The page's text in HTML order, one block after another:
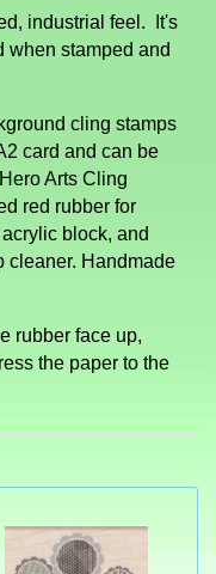
industrial feel. It's
when stamped and
cling stamps
card and can be
Arts Cling
red rubber for
block, and
cleaner. Handmade
rubber face up,
the paper to the